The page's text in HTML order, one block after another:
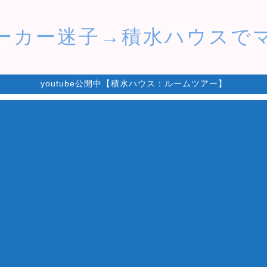
カー迷子→積水ハウスで
youtube公開中【積水ハウス：ルームツアー】